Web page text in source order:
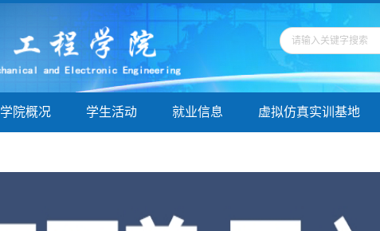
学院概况 学生活动 就业信息 虚拟仿真实训基地